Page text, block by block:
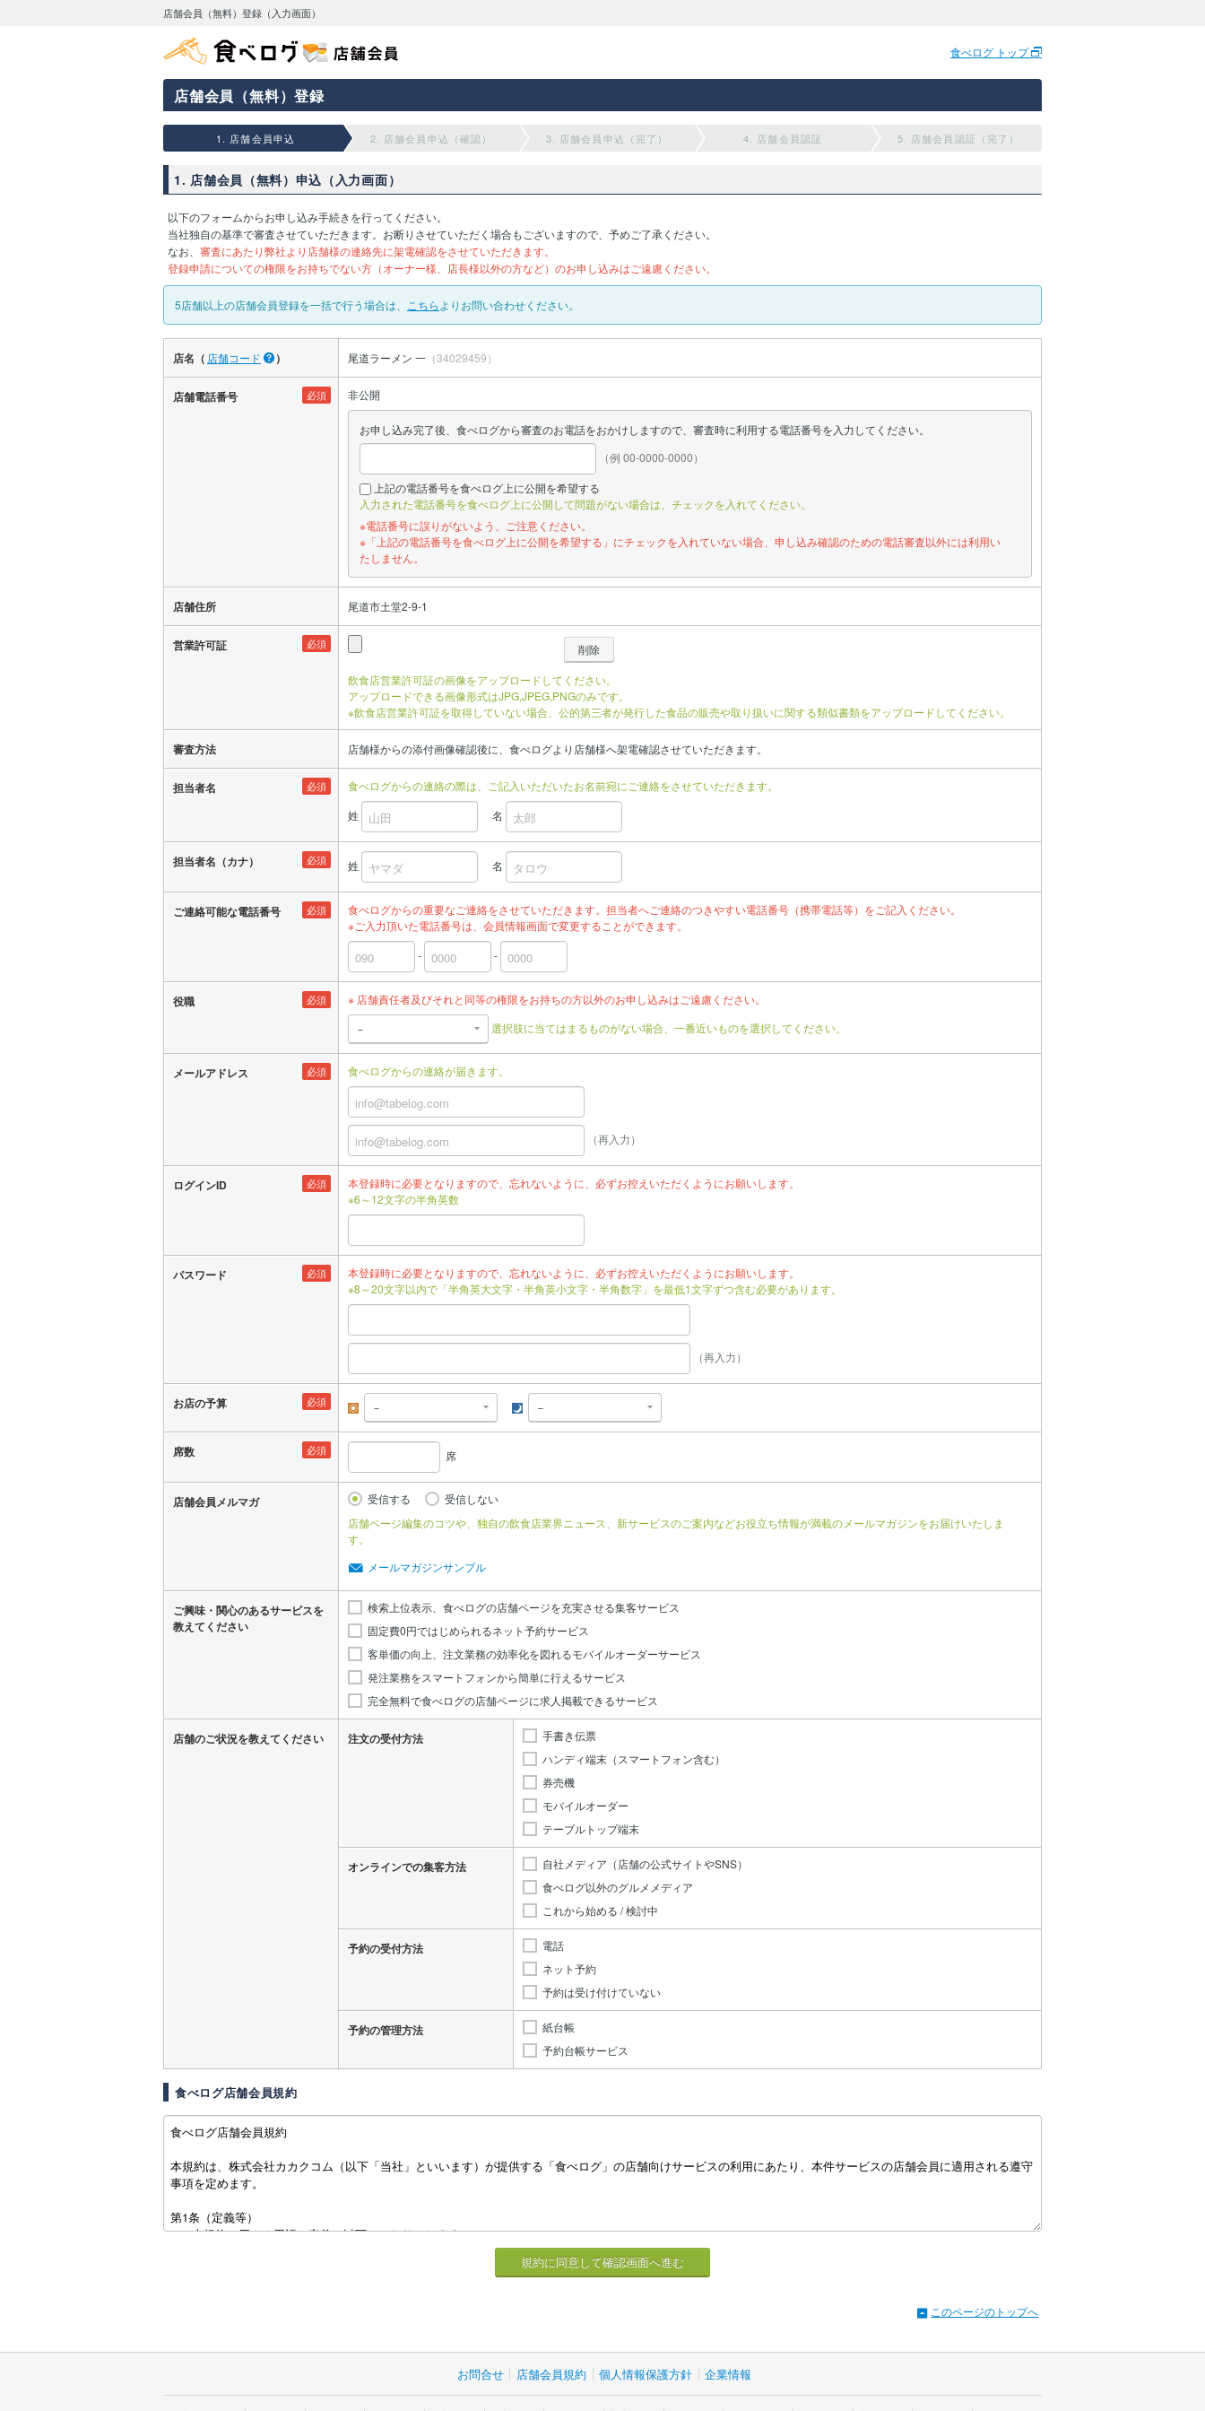
店舗会員（無料）登録（入力画面）
食べログ トップ
店舗会員（無料）登録
1. 店舗会員申込 2. 店舗会員申込（確認） 3. 店舗会員申込（完了） 4. 店舗会員認証 5. 店舗会員認証（完了）
1. 店舗会員（無料）申込（入力画面）
以下のフォームからお申し込み手続きを行ってください。
当社独自の基準で審査させていただきます。お断りさせていただく場合もございますので、予めご了承ください。
なお、 審査にあたり弊社より店舗様の連絡先に架電確認をさせていただきます。
登録申請についての権限をお持ちでない方（オーナー様、店長様以外の方など）のお申し込みはご遠慮ください。
5店舗以上の店舗会員登録を一括で行う場合は、 こちら よりお問い合わせください。
店名（ 店舗コード ） 尾道ラーメン 一 （34029459）
必須
店舗電話番号 非公開
お申し込み完了後、食べログから審査のお電話をおかけしますので、審査時に利用する電話番号を入力してください。
（例 00-0000-0000）
上記の電話番号を食べログ上に公開を希望する
入力された電話番号を食べログ上に公開して問題がない場合は、チェックを入れてください。
※電話番号に誤りがないよう、ご注意ください。
※「上記の電話番号を食べログ上に公開を希望する」にチェックを入れていない場合、申し込み確認のための電話審査以外には利用い
たしません。
店舗住所 尾道市土堂2-9-1
必須
営業許可証
飲食店営業許可証の画像をアップロードしてください。
アップロードできる画像形式はJPG,JPEG,PNGのみです。
※飲食店営業許可証を取得していない場合、公的第三者が発行した食品の販売や取り扱いに関する類似書類をアップロードしてください。
審査方法 店舗様からの添付画像確認後に、食べログより店舗様へ架電確認させていただきます。
必須
担当者名
食べログからの連絡の際は、ご記入いただいたお名前宛にご連絡をさせていただきます。
姓
名
必須
担当者名（カナ） 姓 名
必須
ご連絡可能な電話番号
食べログからの重要なご連絡をさせていただきます。担当者へご連絡のつきやすい電話番号（携帯電話等）をご記入ください。
※ご入力頂いた電話番号は、会員情報画面で変更することができます。
-
-
必須
役職
※ 店舗責任者及びそれと同等の権限をお持ちの方以外のお申し込みはご遠慮ください。
選択肢に当てはまるものがない場合、一番近いものを選択してください。
必須
メールアドレス 食べログからの連絡が届きます。
（再入力）
必須
ログインID
本登録時に必要となりますので、忘れないように、必ずお控えいただくようにお願いします。
※6～12文字の半角英数
必須
パスワード
本登録時に必要となりますので、忘れないように、必ずお控えいただくようにお願いします。
※8～20文字以内で「半角英大文字・半角英小文字・半角数字」を最低1文字ずつ含む必要があります。
（再入力）
必須
お店の予算
必須
席数 席
店舗会員メルマガ 受信する
受信しない
店舗ページ編集のコツや、独自の飲食店業界ニュース、新サービスのご案内などお役立ち情報が満載のメールマガジンをお届けいたしま
す。
メールマガジンサンプル
ご興味・関心のあるサービスを
教えてください
検索上位表示、食べログの店舗ページを充実させる集客サービス
固定費0円ではじめられるネット予約サービス
客単価の向上、注文業務の効率化を図れるモバイルオーダーサービス
発注業務をスマートフォンから簡単に行えるサービス
完全無料で食べログの店舗ページに求人掲載できるサービス
店舗のご状況を教えてください 注文の受付方法
手書き伝票
ハンディ端末（スマートフォン含む）
券売機
モバイルオーダー
テーブルトップ端末
オンラインでの集客方法
自社メディア（店舗の公式サイトやSNS）
食べログ以外のグルメメディア
これから始める / 検討中
予約の受付方法
電話
ネット予約
予約は受け付けていない
予約の管理方法
紙台帳
予約台帳サービス
食べログ店舗会員規約
このページのトップへ
お問合せ 店舗会員規約 個人情報保護方針 企業情報